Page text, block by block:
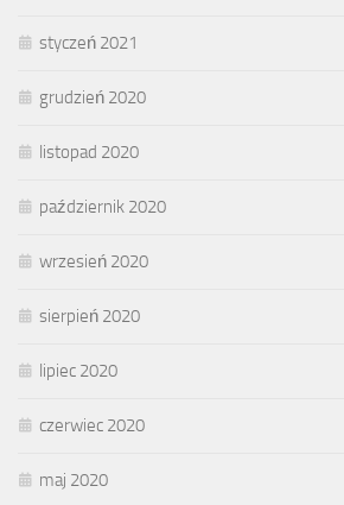
styczeń 2021
grudzień 2020
listopad 2020
październik 2020
wrzesień 2020
sierpień 2020
lipiec 2020
czerwiec 2020
maj 2020